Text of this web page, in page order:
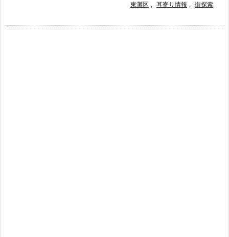
東灘区 , 耳寄り情報 , 街探索